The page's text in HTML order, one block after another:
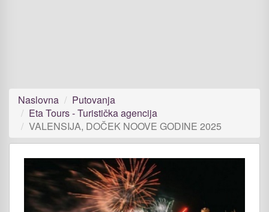
Naslovna
Putovanja
Eta Tours - Turistička agencija
VALENSIJA, DOČEK NOOVE GODINE 2025